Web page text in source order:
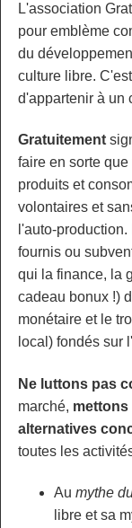
L'association
pour emblème
du
culture libre.
d'appartenir à un
Gratuitement
faire en sorte
produits et
volontaires et
l'auto-
fournis ou
qui la finance, la
cadeau bonux !)
monétaire et le
local) fondés sur
Ne luttons pas
marché, mettons
alternatives
toutes les
Au mythe
libre et sa